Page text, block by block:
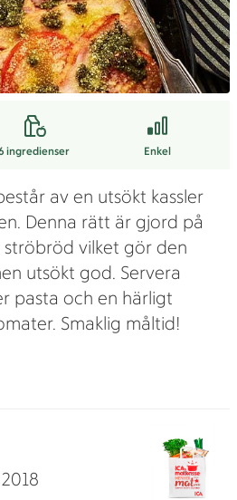
ingredienser Enkel
av en utsökt kassler
Denna rätt är gjord på
ströbröd vilket gör den
utsökt god. Servera
pasta och en härligt
Smaklig måltid!